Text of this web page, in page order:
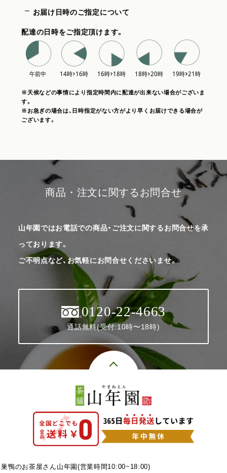
お届け日時のご指定について
配達の日時をご指定頂けます。
※天候などの事情により指定時間内に配達が出来ない場合がございま
す。
※お急ぎの場合は、日時指定がない方がより早くお届けできる場合が
ございます。
商品・注文に関するお問合せ
山年園ではお電話での商品・ご注文に関するお問合せを承
っております。
ご不明点など、お気軽にお問合せくださいませ。
0120-22-4663
通話無料(受付:10時〜18時)
巣鴨のお茶屋さん山年園(営業時間10:00~18:00)